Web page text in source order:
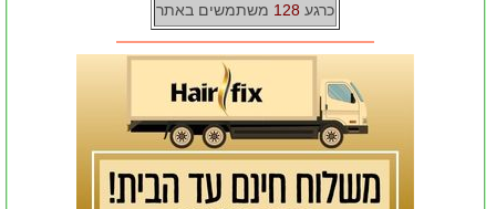
כרגע 128 משתמשים באתר